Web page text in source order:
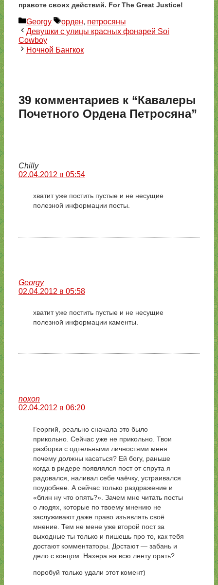
правоте своих действий. For The Great Justice!
Рубрики
Georgy Метки
орден, петросяны
Девушки с улицы красных фонарей Soi
Cowboy
Ночной Бангкок
39 комментариев к “Кавалеры
Почетного Ордена Петросяна”
Chilly
02.04.2012 в 05:54
хватит уже постить пустые и не несущие
полезной информации посты.
Georgy
02.04.2012 в 05:58
хватит уже постить пустые и не несущие
полезной информации каменты.
noxon
02.04.2012 в 06:20
Георгий, реально сначала это было
прикольно. Сейчас уже не прикольно. Твои
разборки с одтельными личностями меня
почему должны касаться? Ей богу, раньше
когда в ридере появлялся пост от спрута я
радовался, наливал себе чаёчку, устраивался
поудобнее. А сейчас только раздражение и
«блин ну что опять?». Зачем мне читать посты
о людях, которые по твоему мнению не
заслуживают даже право изъявлять своё
мнение. Тем не мене уже второй пост за
выходные ты только и пишешь про то, как тебя
достают комментаторы. Достают — забань и
дело с концом. Нахера на всю ленту орать?
поробуй только удали этот комент)